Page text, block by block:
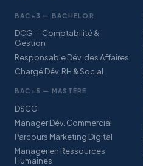
BAC+3 — BACHELOR
DCG — Comptabilité &
Gestion
Responsable Dév. des Affaires
Chargé Dév. RH & Social
BAC+5 — MASTÈRE
DSCG
Manager Dév. Commercial
Parcours Marketing Digital
Manager en Ressources
Humaines